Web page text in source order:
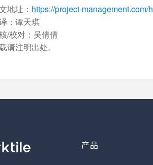
地址： https://project-
：谭天琪
/校对：吴倩倩
请注明出处。
产品